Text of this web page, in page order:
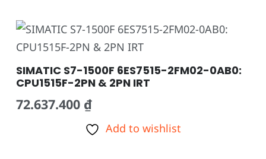
SIMATIC S7-1500F 6ES7515-2FM02-0AB0:
CPU1515F-2PN & 2PN IRT
72.637.400 ₫
Add to wishlist